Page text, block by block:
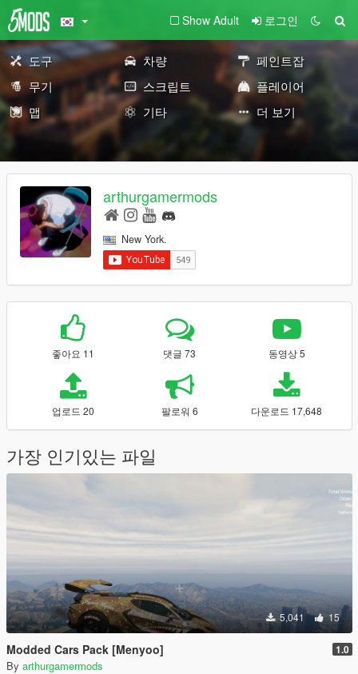
Show Adult 로그인
도구 차량
페인트잡
무기
스크립트
플레이어
맵
기타 더 보기
arthurgamermods
New York.
좋아요 11 댓글 73 동영상 5
업로드 20 팔로워 6 다운로드 17,648
가장 인기있는 파일
5,041 15
Modded Cars Pack [Menyoo] 1.0
By arthurgamermods